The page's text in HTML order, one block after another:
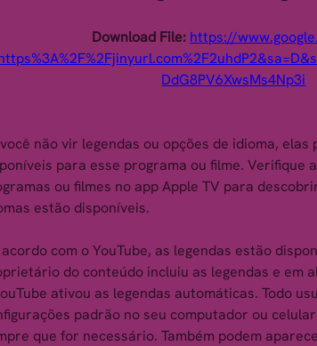
Download File: https://
DdG8PV6XwsMs4Np3i
não vir legendas ou opções de idioma, elas
para esse programa ou filme. Verifique
ou filmes no app Apple TV para
estão disponíveis.
com o YouTube, as legendas estão
do conteúdo incluiu as legendas e em
ativou as legendas automáticas. Todo
padrão no seu computador ou
que for necessário. Também podem